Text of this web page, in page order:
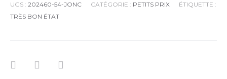
UGS : 202460-54-JONC CATÉGORIE : PETITS PRIX
ÉTIQUETTE :
TRÈS BON ÉTAT